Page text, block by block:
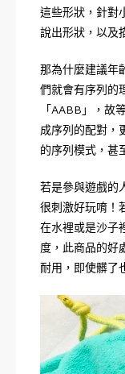
這些形狀，針對
說出形狀，以及
那為什麼建議年
們就會有序列的
「AABB」，故
成序列的配對，
的序列模式，甚
若是參與遊戲的
很刺激好玩唷！
在水裡或是沙子
度，此商品的好
耐用，即使髒了